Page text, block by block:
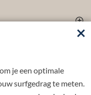
je een optimale
surfgedrag te meten.